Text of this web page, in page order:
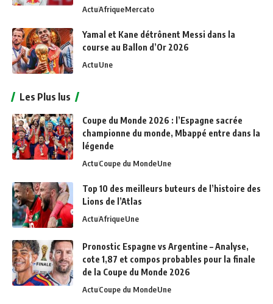
ActuAfriqueMercato
Yamal et Kane détrônent Messi dans la
course au Ballon d’Or 2026
ActuUne
Les Plus lus
Coupe du Monde 2026 : l’Espagne sacrée
championne du monde, Mbappé entre dans la
légende
ActuCoupe du MondeUne
Top 10 des meilleurs buteurs de l’histoire des
Lions de l’Atlas
ActuAfriqueUne
Pronostic Espagne vs Argentine – Analyse,
cote 1,87 et compos probables pour la finale
de la Coupe du Monde 2026
ActuCoupe du MondeUne